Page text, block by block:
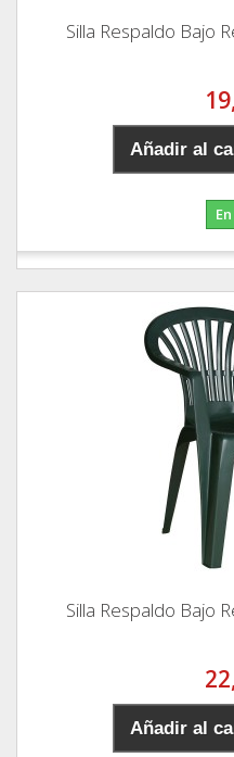
Silla Respaldo Bajo
Añadir al
Silla Respaldo Bajo
Añadir al